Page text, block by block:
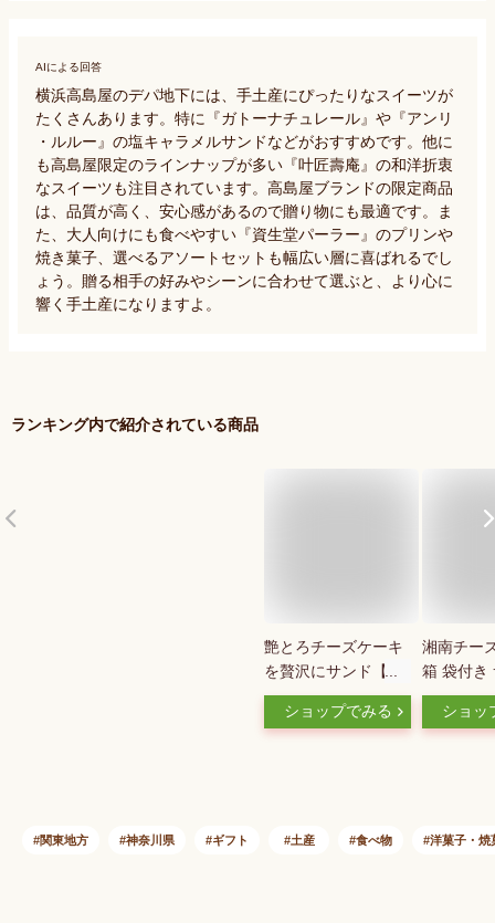
AIによる回答
横浜高島屋のデパ地下には、手土産にぴったりなスイーツが
たくさんあります。特に『ガトーナチュレール』や『アンリ
・ルルー』の塩キャラメルサンドなどがおすすめです。他に
も高島屋限定のラインナップが多い『叶匠壽庵』の和洋折衷
なスイーツも注目されています。高島屋ブランドの限定商品
は、品質が高く、安心感があるので贈り物にも最適です。ま
た、大人向けにも食べやすい『資生堂パーラー』のプリンや
焼き菓子、選べるアソートセットも幅広い層に喜ばれるでし
ょう。贈る相手の好みやシーンに合わせて選ぶと、より心に
響く手土産になりますよ。
ランキング内で紹介されている商品
艶とろチーズケーキ
を贅沢にサンド【ア
イスチーズケーキサ
ンド（プレーン10
ーツ ギフト 贈り
ショップでみる
湘南チー
箱 袋付き
南クリエ
トー シ
ショッ
関東地方 神奈川県 ギフト 土産 食べ物 洋菓子・焼